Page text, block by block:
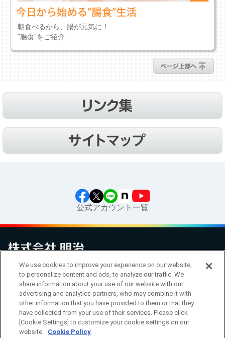
朝食べるから、腸が元気に！
"腸食"をご紹介
公式アカウント一覧
お問い合わせサイトマップ個人情報保護について電子公告
アクセシビリティへの対応方針ご利用規約明治グループのDX
Cookie Settings
明治ホールディングス株式会社 （ ｜ 簡体 ）
Meiji Seika ファルマ株式会社
We use cookies to improve your experience on our website,
to personalize content and ads, to analyze our traffic. We
share information about your use of our website with our
advertising and analytics partners, who may combine it with
other information that you have provided to them or that they
have collected from your use of their services. Please click
[Cookie Settings] to customize your cookie settings on our
website. Cookie Policy